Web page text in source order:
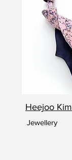
Heejoo Kim
Jewellery